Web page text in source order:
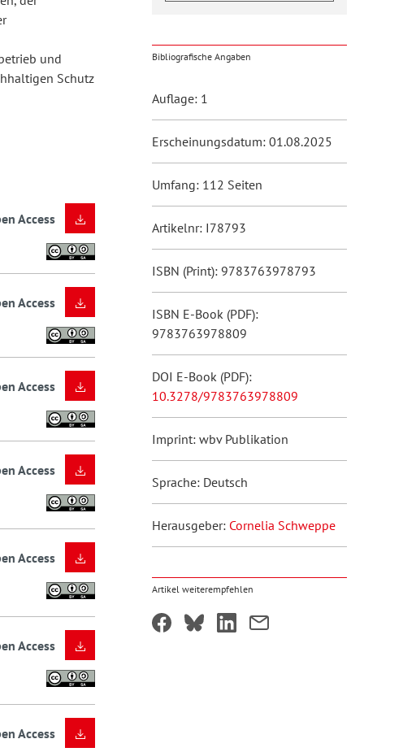
und
Schutz
Access
Access
Access
Access
Access
Access
Access
Bibliografische Angaben
Auflage: 1
Erscheinungsdatum: 01.08.2025
Umfang: 112 Seiten
Artikelnr: I78793
ISBN (Print): 9783763978793
ISBN E-Book (PDF):
9783763978809
DOI E-Book (PDF):
10.3278/9783763978809
Imprint: wbv Publikation
Sprache: Deutsch
Herausgeber: Cornelia Schweppe
Artikel weiterempfehlen